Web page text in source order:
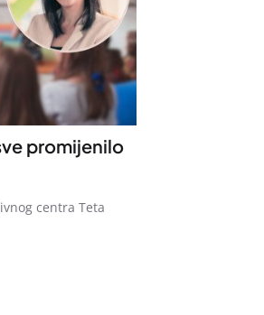
promijenilo
centra Teta